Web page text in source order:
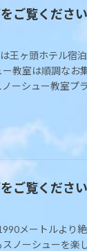
ご覧ください
王ヶ頭ホテル宿
教室は順調なお
ーシュー教室プ
ご覧ください
メートルより
ノーシューを楽